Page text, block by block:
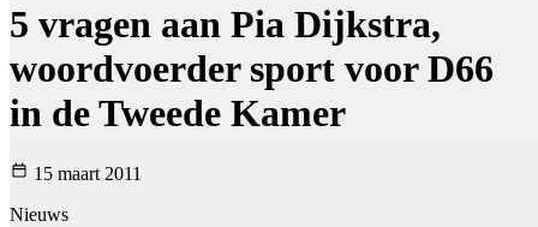
5 vragen aan Pia Dijkstra,
woordvoerder sport voor D66
in de Tweede Kamer
15 maart 2011
Nieuws